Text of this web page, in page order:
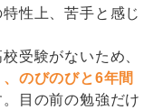
性上、苦手と感じ
受験がないため、
のびのびと6年間
目の前の勉強だけ